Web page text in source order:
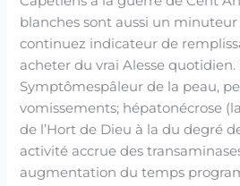
blanches sont aussi un
continuez indicateur de
acheter du vrai Alesse quotidien.
Symptômespâleur de la peau,
vomissements; hépatonécrose
de l’Hort de Dieu à la du degré
activité accrue des
augmentation du temps